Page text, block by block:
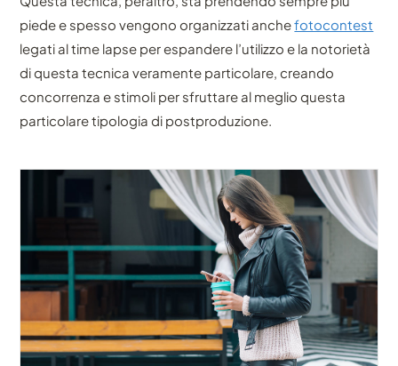
piede e spesso vengono organizzati anchefotocontest
legati al time lapse per espandere l’utilizzo e la notorietà
di questa tecnica veramente particolare, creando
concorrenza e stimoli per sfruttare al meglio questa
particolare tipologia di postproduzione.